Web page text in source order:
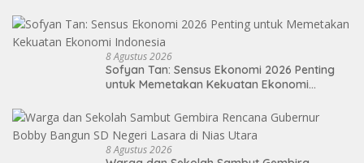
8 Agustus 2026
Sofyan Tan: Sensus Ekonomi 2026 Penting
untuk Memetakan Kekuatan Ekonomi
8 Agustus 2026